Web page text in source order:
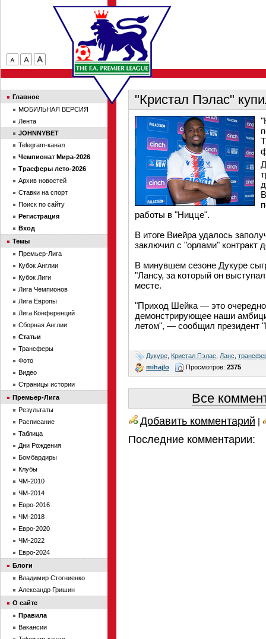
"Кристал Пэлас"
работы в "Ницце".
В итоге Виейра удалось
заключил с "орлами" контракт
В минувшем сезоне Дукуре
"Лансу, за который он
месте.
"Приход Шейка — это
демонстрирующее наши
летом", — сообщил президент
Дукуре Кристал Пэлас Ланс
mihajlo
Просмотров: 2375
Все
Добавить комментарий |
Последние комментарии:
Главное
МОБИЛЬНАЯ ВЕРСИЯ
Лента
JOHNNYBET
Telegram-канал
Чемпионат Мира-2026
Трасферы лето-2026
Архив новостей
Ставки на спорт
Поиск по сайту
Регистрация
Вход
Темы
Премьер-Лига
Кубок Англии
Кубок Лиги
Лига Чемпионов
Лига Европы
Лига Конференций
Сборная Англии
Статьи
Трансферы
Фото
Видео
Страницы истории
Премьер-Лига
Результаты
Расписание
Таблица
Дни Рождения
Бомбардиры
Клубы
ЧМ-2010
ЧМ-2014
Евро-2016
ЧМ-2018
Евро-2020
ЧМ-2022
Евро-2024
Блоги
Владимир Стогниенко
Александр Гришин
О сайте
Правила
Вакансии